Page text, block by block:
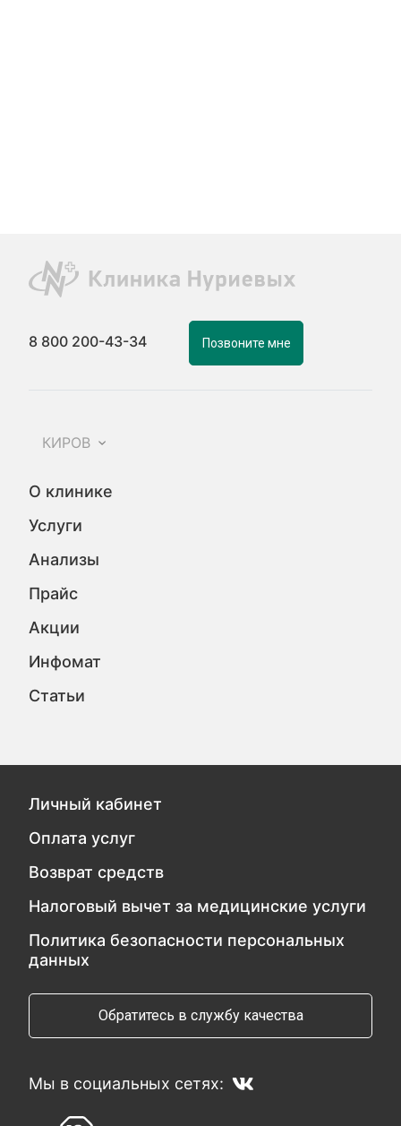
8 800 200-43-34 Позвоните мне
КИРОВ
О клинике
Услуги
Анализы
Прайс
Акции
Инфомат
Статьи
Личный кабинет
Оплата услуг
Возврат средств
Налоговый вычет за медицинские услуги
Политика безопасности персональных
данных
Обратитесь в службу качества
Мы в социальных сетях: